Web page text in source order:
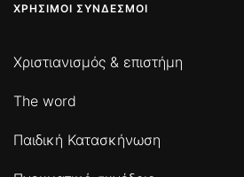
ΧΡΉΣΙΜΟΙ ΣΎΝΔΕΣΜΟΙ
Χριστιανισμός & επιστήμη
The word
Παιδική Κατασκήνωση